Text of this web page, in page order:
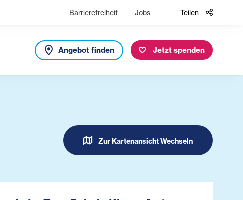
Barrierefreiheit Jobs Teilen
Angebot finden Jetzt spenden
Zur Kartenansicht Wechseln